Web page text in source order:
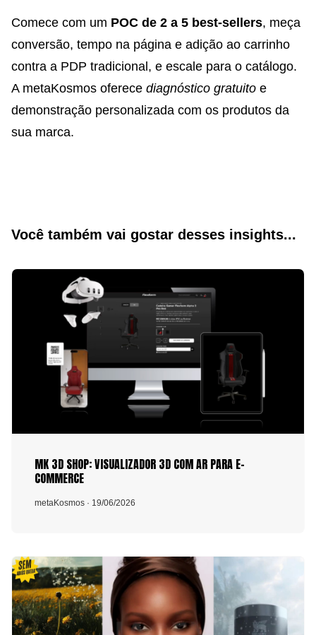
Comece com um POC de 2 a 5 best-sellers, meça
conversão, tempo na página e adição ao carrinho
contra a PDP tradicional, e escale para o catálogo.
A metaKosmos oferece diagnóstico gratuito e
demonstração personalizada com os produtos da
sua marca.
Você também vai gostar desses insights...
MK 3D SHOP: VISUALIZADOR 3D COM AR PARA E-
COMMERCE
metaKosmos · 19/06/2026